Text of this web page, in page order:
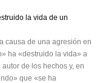
la vida de un
causa de una agresión en
ha «destruido la vida» a
de los hechos y, en
que «se ha